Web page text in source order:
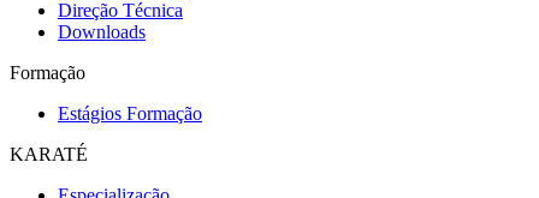
Direção Técnica
Downloads
Formação
Estágios Formação
KARATÉ